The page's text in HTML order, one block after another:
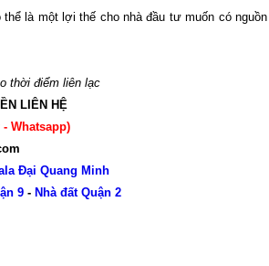
là một lợi thế cho nhà đầu tư muốn có
thời điểm liên lạc
LIÊN HỆ
- Whatsapp)
Đại Quang Minh
9- Nhà đất Quận 2